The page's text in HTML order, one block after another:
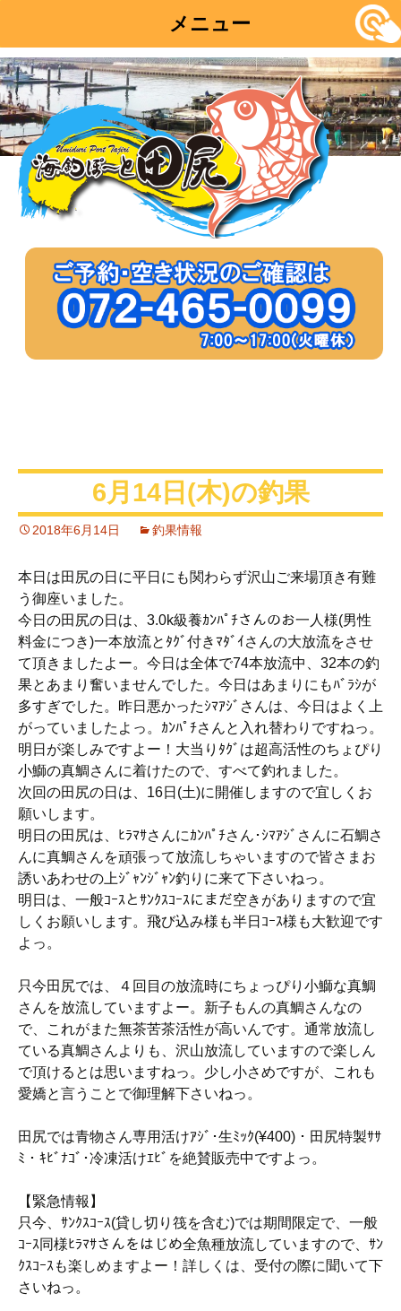
メニュー
コ
ン
テ
ン
ツ
6月14日(木)の釣果
2018年6月14日 釣果情報
本日は田尻の日に平日にも関わらず沢山ご来場頂き有難
う御座いました。
今日の田尻の日は、3.0k級養ｶﾝﾊﾟﾁさんのお一人様(男性
料金につき)一本放流とﾀｸﾞ付きﾏﾀﾞｲさんの大放流をさせ
て頂きましたよー。今日は全体で74本放流中、32本の釣
果とあまり奮いませんでした。今日はあまりにもﾊﾞﾗｼが
多すぎでした。昨日悪かったｼﾏｱｼﾞさんは、今日はよく上
がっていましたよっ。ｶﾝﾊﾟﾁさんと入れ替わりですねっ。
明日が楽しみですよー！大当りﾀｸﾞは超高活性のちょぴり
小鰤の真鯛さんに着けたので、すべて釣れました。
次回の田尻の日は、16日(土)に開催しますので宜しくお
願いします。
明日の田尻は、ﾋﾗﾏｻさんにｶﾝﾊﾟﾁさん･ｼﾏｱｼﾞさんに石鯛さ
んに真鯛さんを頑張って放流しちゃいますので皆さまお
誘いあわせの上ｼﾞｬﾝｼﾞｬﾝ釣りに来て下さいねっ。
明日は、一般ｺｰｽとｻﾝｸｽｺｰｽにまだ空きがありますので宜
しくお願いします。飛び込み様も半日ｺｰｽ様も大歓迎です
よっ。
只今田尻では、４回目の放流時にちょっぴり小鰤な真鯛
さんを放流していますよー。新子もんの真鯛さんなの
で、これがまた無茶苦茶活性が高いんです。通常放流し
ている真鯛さんよりも、沢山放流していますので楽しん
で頂けるとは思いますねっ。少し小さめですが、これも
愛嬌と言うことで御理解下さいねっ。
田尻では青物さん専用活けｱｼﾞ･生ﾐｯｸ(¥400)・田尻特製ｻｻ
ﾐ・ｷﾋﾞﾅｺﾞ･冷凍活けｴﾋﾞを絶賛販売中ですよっ。
【緊急情報】
只今、ｻﾝｸｽｺｰｽ(貸し切り筏を含む)では期間限定で、一般
ｺｰｽ同様ﾋﾗﾏｻさんをはじめ全魚種放流していますので、ｻﾝ
ｸｽｺｰｽも楽しめますよー！詳しくは、受付の際に聞いて下
さいねっ。